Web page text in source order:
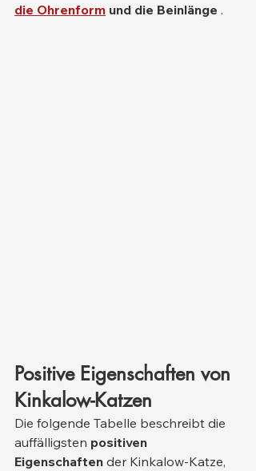
die Ohrenform und die Beinlänge .
Positive Eigenschaften von
Kinkalow-Katzen
Die folgende Tabelle beschreibt die
auffälligsten positiven
Eigenschaften der Kinkalow-Katze,